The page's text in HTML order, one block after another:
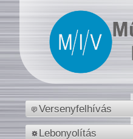
Versenyfelhívás
Lebonyolítás